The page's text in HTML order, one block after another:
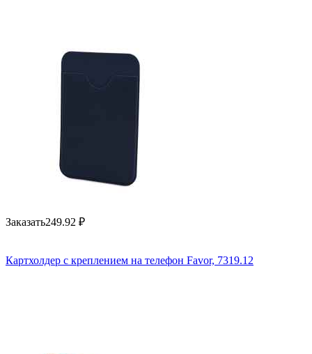
Заказать249.92 ₽
Картхолдер с креплением на телефон Favor, 7319.12